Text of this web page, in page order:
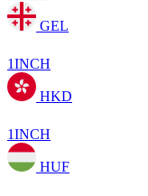
GEL
1INCH
HKD
1INCH
HUF